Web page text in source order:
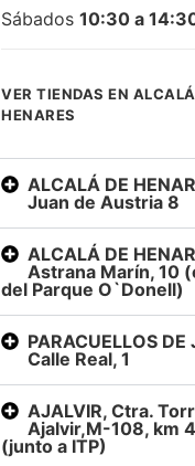
Sábados 10:30 a
VER TIENDAS EN
HENARES
ALCALÁ DE
Juan de Austria 8
ALCALÁ DE
Astrana Marín, 10
del Parque O`Donell)
PARACUELLOS
Calle Real, 1
AJALVIR, Ctra.
Ajalvir,M-108, km
(junto a ITP)